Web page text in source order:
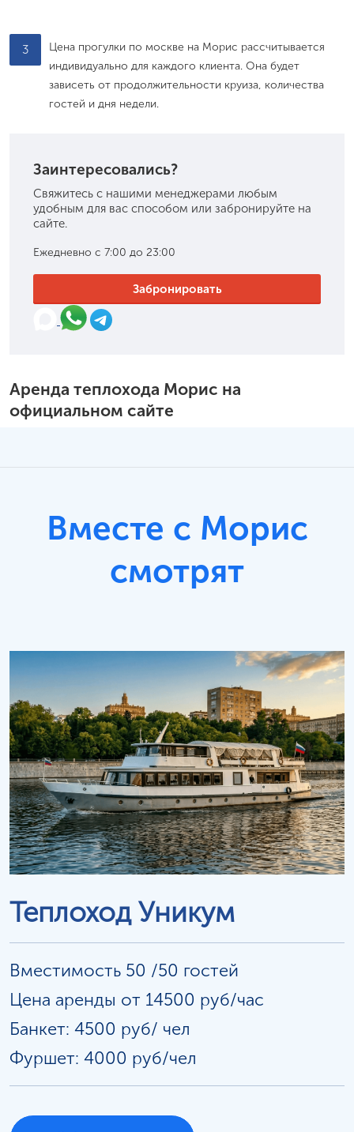
3
Цена прогулки по москве на Морис рассчитывается
индивидуально для каждого клиента. Она будет
зависеть от продолжительности круиза, количества
гостей и дня недели.
Заинтересовались?
Свяжитесь с нашими менеджерами любым
удобным для вас способом или забронируйте на
сайте.
Ежедневно с 7:00 до 23:00
Забронировать
Аренда теплохода Морис на
официальном сайте
Вместе с Морис
смотрят
Теплоход Уникум
Вместимость 50 /50 гостей
Цена аренды от 14500 руб/час
Банкет: 4500 руб/ чел
Фуршет: 4000 руб/чел